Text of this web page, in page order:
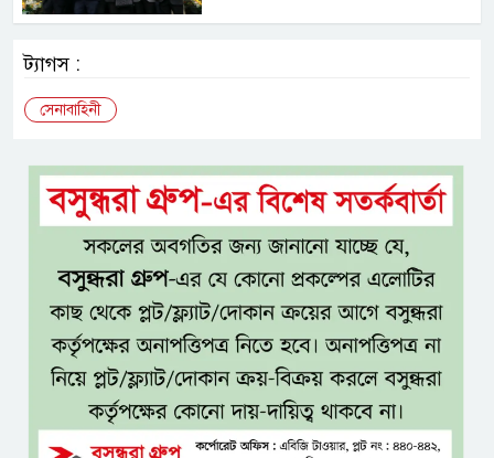
ট্যাগস :
সেনাবাহিনী